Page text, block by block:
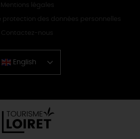
Mentions légales
protection des données personnelles
Contactez-nous
English
Chinese